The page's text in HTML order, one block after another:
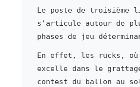
Le poste de troisième
s'articule autour de
phases de jeu
En effet, les rucks,
excelle dans le
contest du ballon au